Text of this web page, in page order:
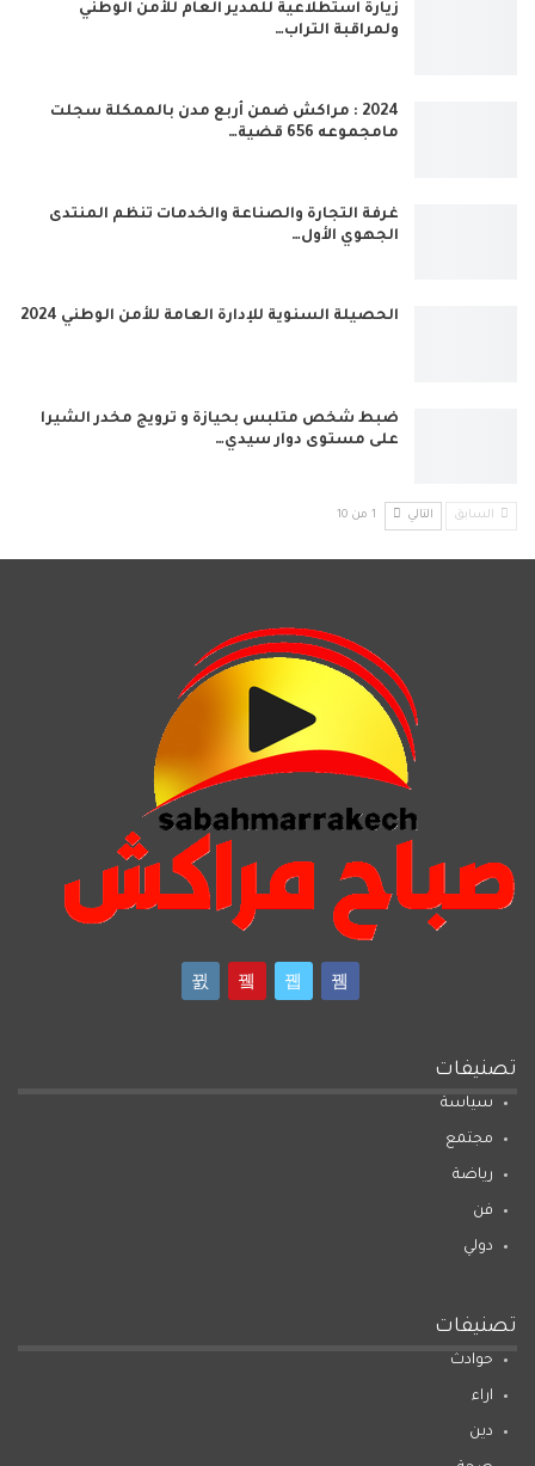
زيارة استطلاعية للمدير العام للأمن الوطني
ولمراقبة التراب…
2024 : مراكش ضمن أربع مدن بالممكلة سجلت
مامجموعه 656 قضية…
غرفة التجارة والصناعة والخدمات تنظم المنتدى
الجهوي الأول…
الحصيلة السنوية للإدارة العامة للأمن الوطني 2024
ضبط شخص متلبس بحيازة و ترويج مخدر الشيرا
على مستوى دوار سيدي…
السابق التالي 1 من 10
تصنيفات
سياسة
مجتمع
رياضة
فن
دولي
تصنيفات
حوادث
اراء
دين